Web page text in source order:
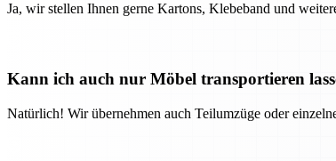
Ja, wir stellen Ihnen gerne Kartons, Klebeband und
Kann ich auch nur Möbel transportieren
Natürlich! Wir übernehmen auch Teilumzüge oder